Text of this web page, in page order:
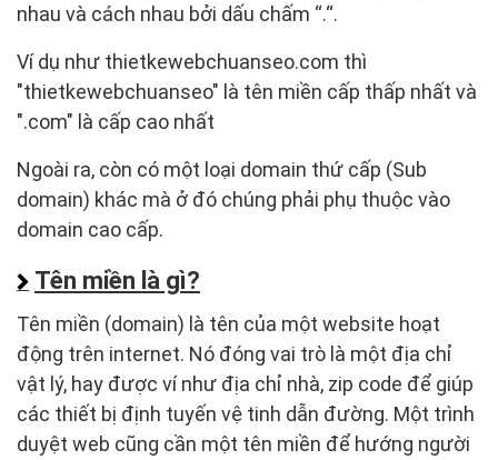
nhau và cách nhau bởi dấu chấm “.“.
Ví dụ như thietkewebchuanseo.com thì
"thietkewebchuanseo" là tên miền cấp thấp nhất và
".com" là cấp cao nhất
Ngoài ra, còn có một loại domain thứ cấp (Sub
domain) khác mà ở đó chúng phải phụ thuộc vào
domain cao cấp.
Tên miền là gì?
Tên miền (domain) là tên của một website hoạt
động trên internet. Nó đóng vai trò là một địa chỉ
vật lý, hay được ví như địa chỉ nhà, zip code để giúp
các thiết bị định tuyến vệ tinh dẫn đường. Một trình
duyệt web cũng cần một tên miền để hướng người